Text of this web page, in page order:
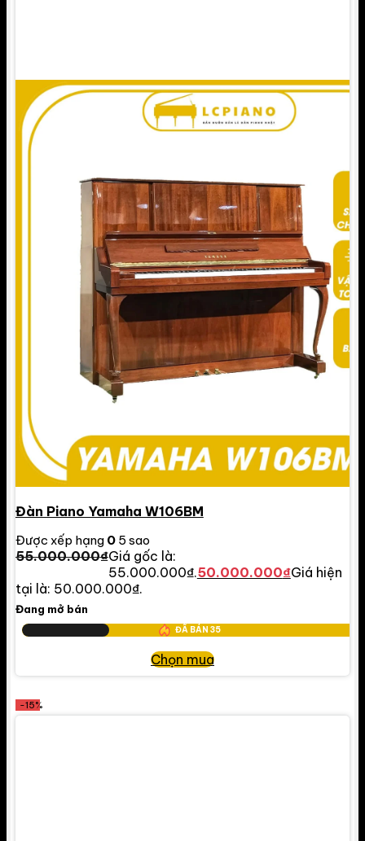
Đàn Piano Yamaha W106BM
Được xếp hạng 05 sao
55.000.000₫Giá gốc là:
55.000.000₫.50.000.000₫Giá hiện
tại là: 50.000.000₫.
Đang mở bán
ĐÃ BÁN 35
Chọn mua
-15%